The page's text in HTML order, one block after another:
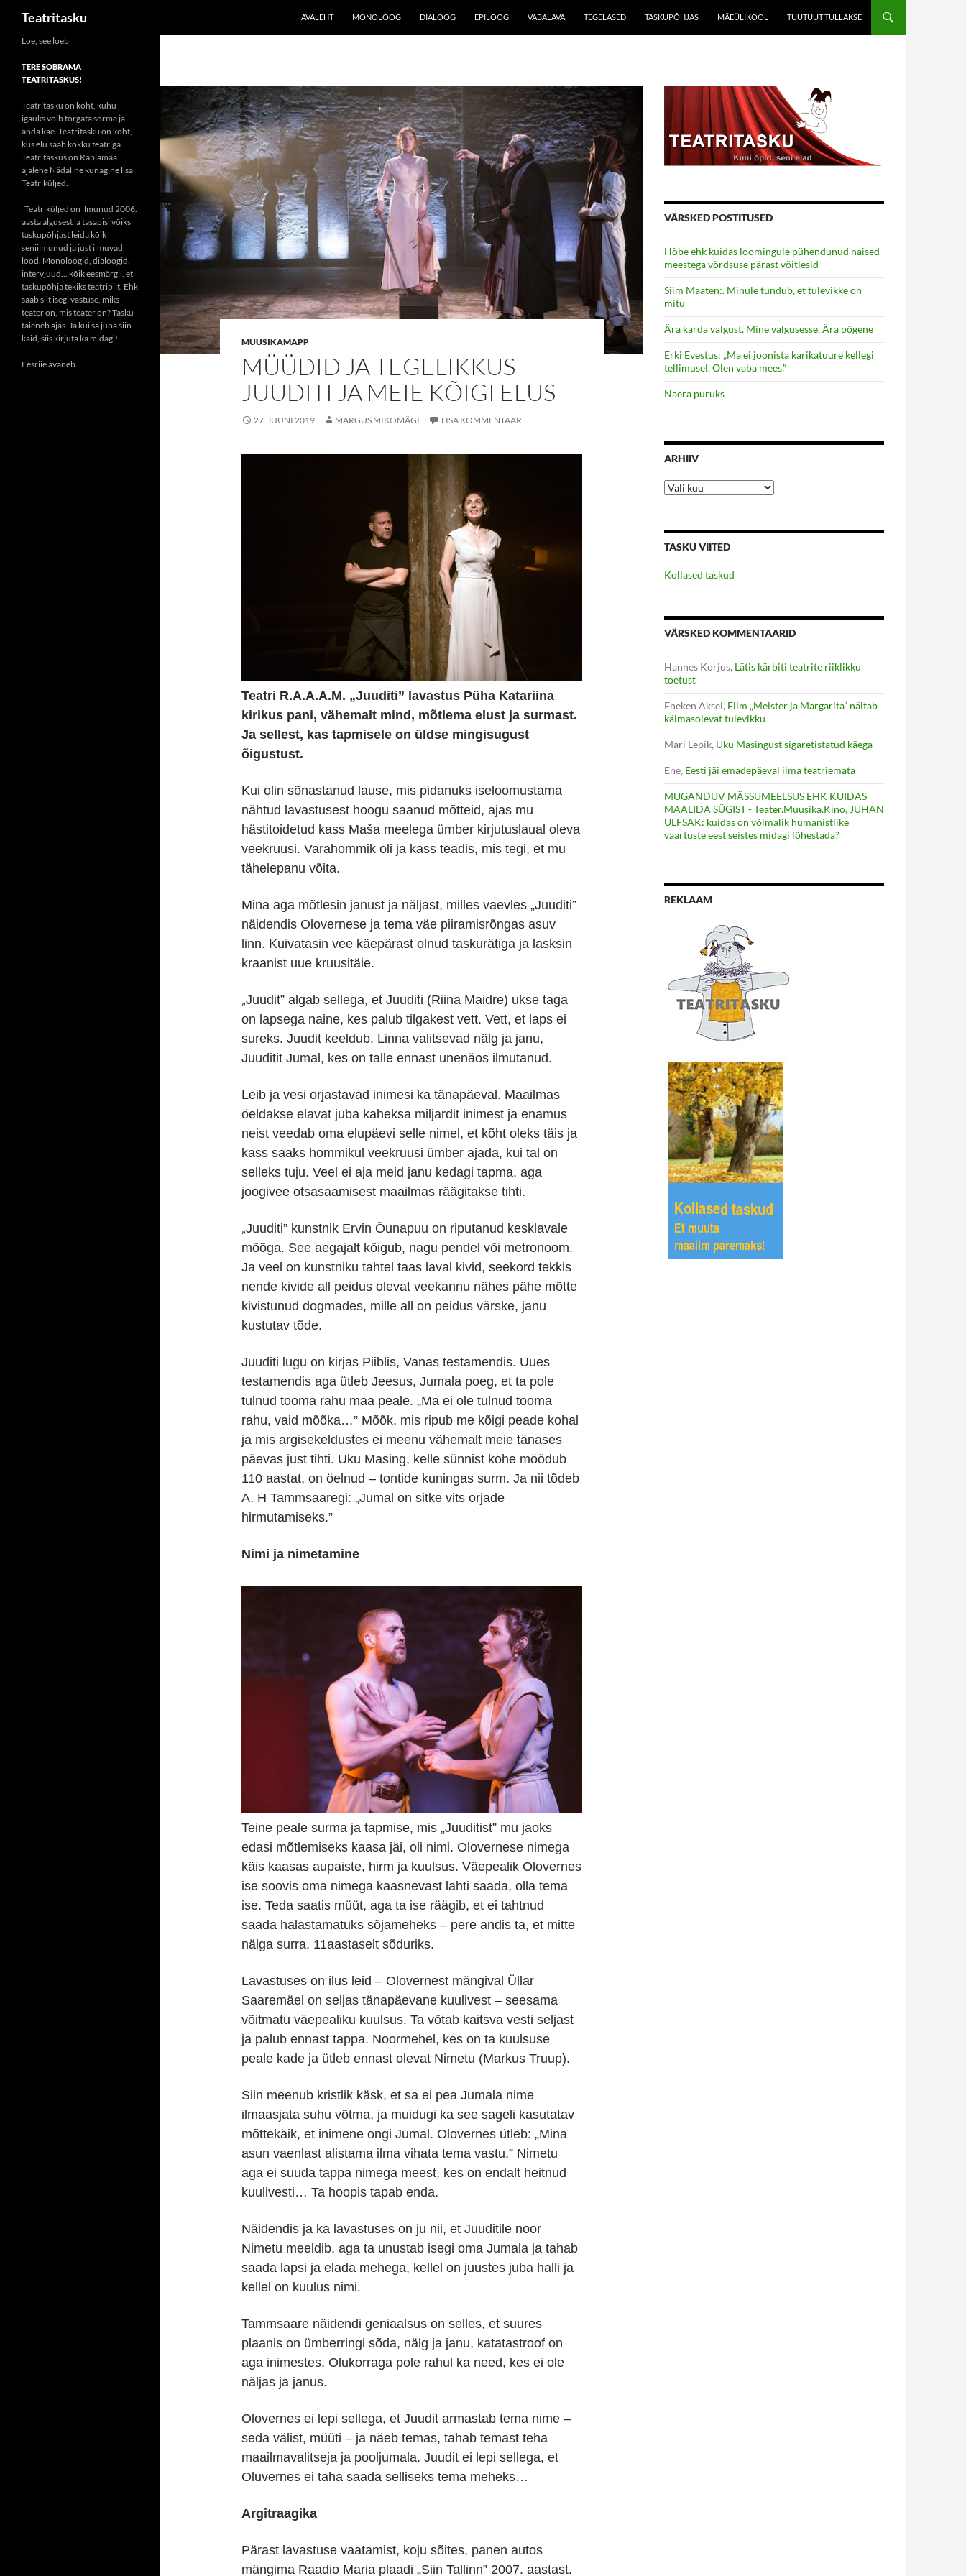
Liigu
juurde
Teatritasku AVALEHT MONOLOOG DIALOOG EPILOOG VABALAVA TEGELASED TASKUPÕHJAS MÄEÜLIKOOL TUUTUUT TULLAKSE
MUUSIKAMAPP
MÜÜDID JA TEGELIKKUS
JUUDITI JA MEIE KÕIGI ELUS
27. JUUNI 2019 MARGUS MIKOMÄGI LISA KOMMENTAAR
Teatri R.A.A.A.M. „Juuditi” lavastus Püha Katariina
kirikus pani, vähemalt mind, mõtlema elust ja surmast.
Ja sellest, kas tapmisele on üldse mingisugust
õigustust.
Kui olin sõnastanud lause, mis pidanuks iseloomustama
nähtud lavastusest hoogu saanud mõtteid, ajas mu
hästitoidetud kass Maša meelega ümber kirjutuslaual oleva
veekruusi. Varahommik oli ja kass teadis, mis tegi, et mu
tähelepanu võita.
Mina aga mõtlesin janust ja näljast, milles vaevles „Juuditi”
näidendis Olovernese ja tema väe piiramisrõngas asuv
linn. Kuivatasin vee käepärast olnud taskurätiga ja lasksin
kraanist uue kruusitäie.
„Juudit” algab sellega, et Juuditi (Riina Maidre) ukse taga
on lapsega naine, kes palub tilgakest vett. Vett, et laps ei
sureks. Juudit keeldub. Linna valitsevad nälg ja janu,
Juuditit Jumal, kes on talle ennast unenäos ilmutanud.
Leib ja vesi orjastavad inimesi ka tänapäeval. Maailmas
öeldakse elavat juba kaheksa miljardit inimest ja enamus
neist veedab oma elupäevi selle nimel, et kõht oleks täis ja
kass saaks hommikul veekruusi ümber ajada, kui tal on
selleks tuju. Veel ei aja meid janu kedagi tapma, aga
joogivee otsasaamisest maailmas räägitakse tihti.
„Juuditi” kunstnik Ervin Õunapuu on riputanud kesklavale
mõõga. See aegajalt kõigub, nagu pendel või metronoom.
Ja veel on kunstniku tahtel taas laval kivid, seekord tekkis
nende kivide all peidus olevat veekannu nähes pähe mõtte
kivistunud dogmades, mille all on peidus värske, janu
kustutav tõde.
Juuditi lugu on kirjas Piiblis, Vanas testamendis. Uues
testamendis aga ütleb Jeesus, Jumala poeg, et ta pole
tulnud tooma rahu maa peale. „Ma ei ole tulnud tooma
rahu, vaid mõõka…” Mõõk, mis ripub me kõigi peade kohal
ja mis argisekeldustes ei meenu vähemalt meie tänases
päevas just tihti. Uku Masing, kelle sünnist kohe möödub
110 aastat, on öelnud – tontide kuningas surm. Ja nii tõdeb
A. H Tammsaaregi: „Jumal on sitke vits orjade
hirmutamiseks.”
Nimi ja nimetamine
Teine peale surma ja tapmise, mis „Juuditist” mu jaoks
edasi mõtlemiseks kaasa jäi, oli nimi. Olovernese nimega
käis kaasas aupaiste, hirm ja kuulsus. Väepealik Olovernes
ise soovis oma nimega kaasnevast lahti saada, olla tema
ise. Teda saatis müüt, aga ta ise räägib, et ei tahtnud
saada halastamatuks sõjameheks – pere andis ta, et mitte
nälga surra, 11aastaselt sõduriks.
Lavastuses on ilus leid – Olovernest mängival Üllar
Saaremäel on seljas tänapäevane kuulivest – seesama
võitmatu väepealiku kuulsus. Ta võtab kaitsva vesti seljast
ja palub ennast tappa. Noormehel, kes on ta kuulsuse
peale kade ja ütleb ennast olevat Nimetu (Markus Truup).
Siin meenub kristlik käsk, et sa ei pea Jumala nime
ilmaasjata suhu võtma, ja muidugi ka see sageli kasutatav
mõttekäik, et inimene ongi Jumal. Olovernes ütleb: „Mina
asun vaenlast alistama ilma vihata tema vastu.” Nimetu
aga ei suuda tappa nimega meest, kes on endalt heitnud
kuulivesti… Ta hoopis tapab enda.
Näidendis ja ka lavastuses on ju nii, et Juuditile noor
Nimetu meeldib, aga ta unustab isegi oma Jumala ja tahab
saada lapsi ja elada mehega, kellel on juustes juba halli ja
kellel on kuulus nimi.
Tammsaare näidendi geniaalsus on selles, et suures
plaanis on ümberringi sõda, nälg ja janu, katatastroof on
aga inimestes. Olukorraga pole rahul ka need, kes ei ole
näljas ja janus.
Olovernes ei lepi sellega, et Juudit armastab tema nime –
seda välist, müüti – ja näeb temas, tahab temast teha
maailmavalitseja ja pooljumala. Juudit ei lepi sellega, et
Oluvernes ei taha saada selliseks tema meheks…
Argitraagika
Pärast lavastuse vaatamist, koju sõites, panen autos
mängima Raadio Maria plaadi „Siin Tallinn” 2007. aastast.
VÄRSKED POSTITUSED
Hõbe ehk kuidas loomingule pühendunud naised
meestega võrdsuse pärast võitlesid
Siim Maaten:. Minule tundub, et tulevikke on
mitu
Ära karda valgust. Mine valgusesse. Ära põgene
Erki Evestus: „Ma ei joonista karikatuure kellegi
tellimusel. Olen vaba mees.”
Naera puruks
ARHIIV
Arhiiv
TASKU VIITED
Kollased taskud
VÄRSKED KOMMENTAARID
Hannes Korjus, Lätis kärbiti teatrite riiklikku
toetust
Eneken Aksel, Film „Meister ja Margarita” näitab
käimasolevat tulevikku
Mari Lepik, Uku Masingust sigaretistatud käega
Ene, Eesti jäi emadepäeval ilma teatriemata
MUGANDUV MÄSSUMEELSUS EHK KUIDAS
MAALIDA SÜGIST - Teater.Muusika.Kino, JUHAN
ULFSAK: kuidas on võimalik humanistlike
väärtuste eest seistes midagi lõhestada?
REKLAAM
Loe, see loeb
TERE SOBRAMA
TEATRITASKUS!
Teatritasku on koht, kuhu
igaüks võib torgata sõrme ja
anda käe. Teatritasku on koht,
kus elu saab kokku teatriga.
Teatritaskus on Raplamaa
ajalehe Nädaline kunagine lisa
Teatriküljed.
Teatriküljed on ilmunud 2006.
aasta algusest ja tasapisi võiks
taskupõhjast leida kõik
seniilmunud ja just ilmuvad
lood. Monoloogid, dialoogid,
intervjuud... kõik eesmärgil, et
taskupõhja tekiks teatripilt. Ehk
saab siit isegi vastuse, miks
teater on, mis teater on? Tasku
täieneb ajas. Ja kui sa juba siin
käid, siis kirjuta ka midagi!
Eesriie avaneb.